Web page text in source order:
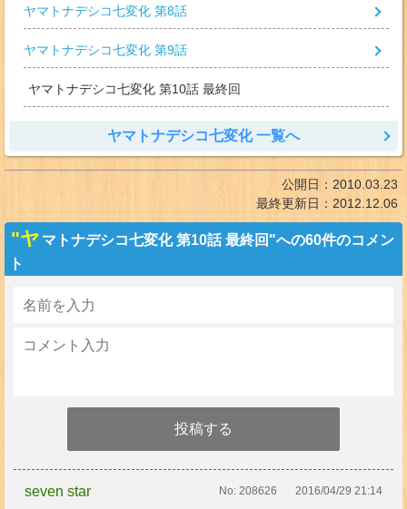
ヤマトナデシコ七変化 第8話
ヤマトナデシコ七変化 第9話
ヤマトナデシコ七変化 第10話 最終回
ヤマトナデシコ七変化 一覧へ
公開日： 2010.03.23
最終更新日： 2012.12.06
"ヤ マトナデシコ七変化 第10話 最終回"への60件のコメン
ト
seven star No: 208626 2016/04/29 21:14